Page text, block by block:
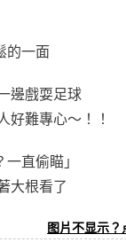
的一面
邊戲耍足球
好難專心～！！
直偷瞄」
大根看了
图片不显示